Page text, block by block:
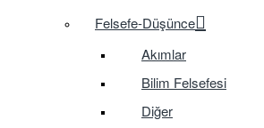
Felsefe-Düşünce
Akımlar
Bilim Felsefesi
Diğer